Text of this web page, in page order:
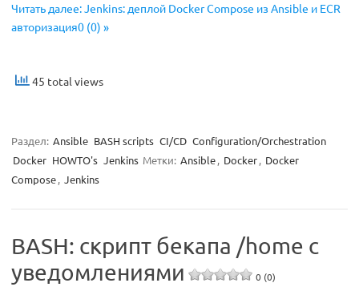
Читать далее: Jenkins: деплой Docker Compose из Ansible и ECR
авторизация0 (0) »
45 total views
Раздел: Ansible BASH scripts CI/CD Configuration/Orchestration
Docker HOWTO's Jenkins Метки: Ansible, Docker, Docker
Compose, Jenkins
BASH: скрипт бекапа /home с
уведомлениями
0 (0)